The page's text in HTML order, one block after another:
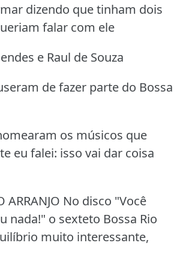
dizendo que tinham dois
falar com ele
e Raul de Souza
de fazer parte do Bossa
os músicos que
eu falei: isso vai dar coisa
ARRANJO No disco "Você
nada!" o sexteto Bossa Rio
muito interessante,